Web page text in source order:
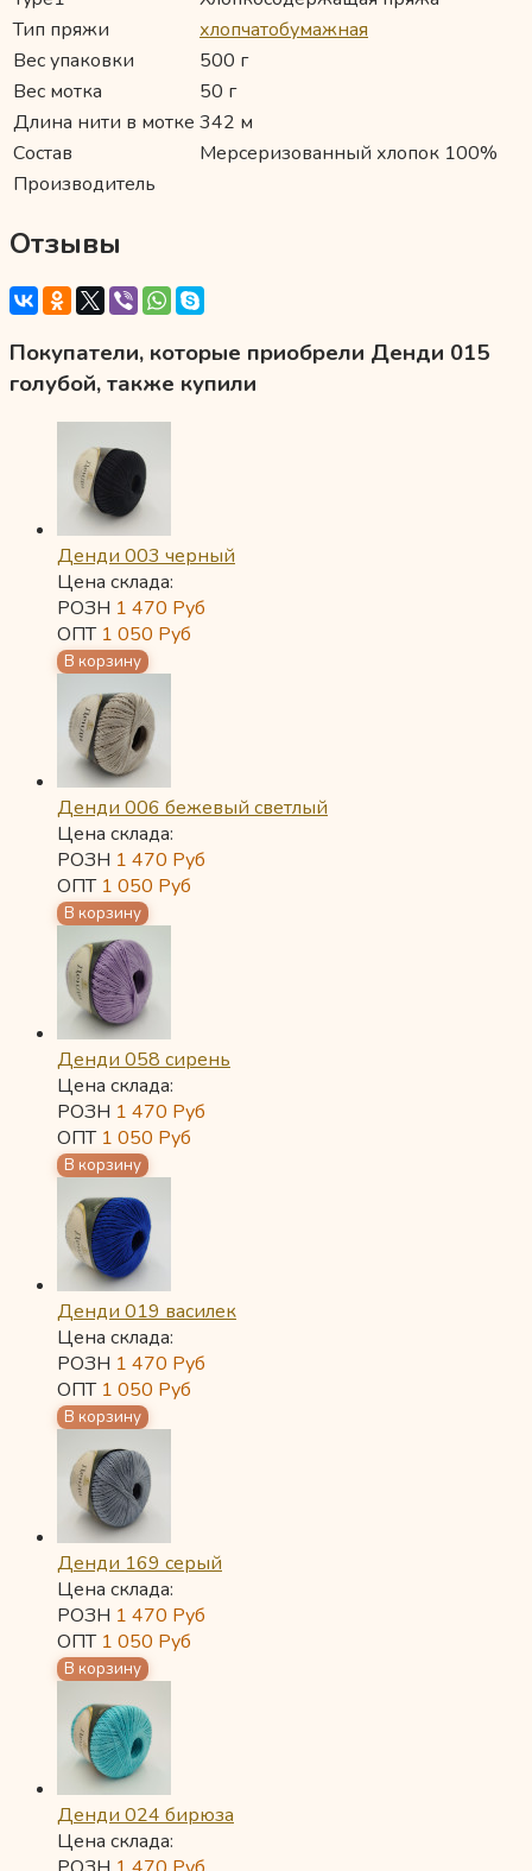
Тип пряжи
хлопчатобумажная
Вес упаковки
500 г
Вес мотка
50 г
Длина нити в мотке 342 м
Состав
Мерсеризованный хлопок 100%
Производитель
Отзывы
Покупатели, которые приобрели Денди 015
голубой, также купили
Денди 003 черный
Цена склада:
РОЗН 1 470 Руб
ОПТ 1 050 Руб
Денди 006 бежевый светлый
Цена склада:
РОЗН 1 470 Руб
ОПТ 1 050 Руб
Денди 058 сирень
Цена склада:
РОЗН 1 470 Руб
ОПТ 1 050 Руб
Денди 019 василек
Цена склада:
РОЗН 1 470 Руб
ОПТ 1 050 Руб
Денди 169 серый
Цена склада:
РОЗН 1 470 Руб
ОПТ 1 050 Руб
Денди 024 бирюза
Цена склада: